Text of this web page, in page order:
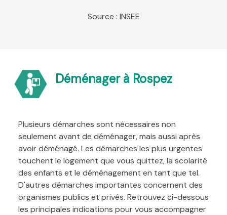
Source : INSEE
Déménager à Rospez
Plusieurs démarches sont nécessaires non
seulement avant de déménager, mais aussi après
avoir déménagé. Les démarches les plus urgentes
touchent le logement que vous quittez, la scolarité
des enfants et le déménagement en tant que tel.
D'autres démarches importantes concernent des
organismes publics et privés. Retrouvez ci-dessous
les principales indications pour vous accompagner